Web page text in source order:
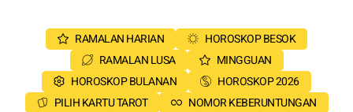
RAMALAN HARIAN
HOROSKOP BESOK
RAMALAN LUSA
MINGGUAN
HOROSKOP BULANAN
HOROSKOP 2026
PILIH KARTU TAROT
NOMOR KEBERUNTUNGAN